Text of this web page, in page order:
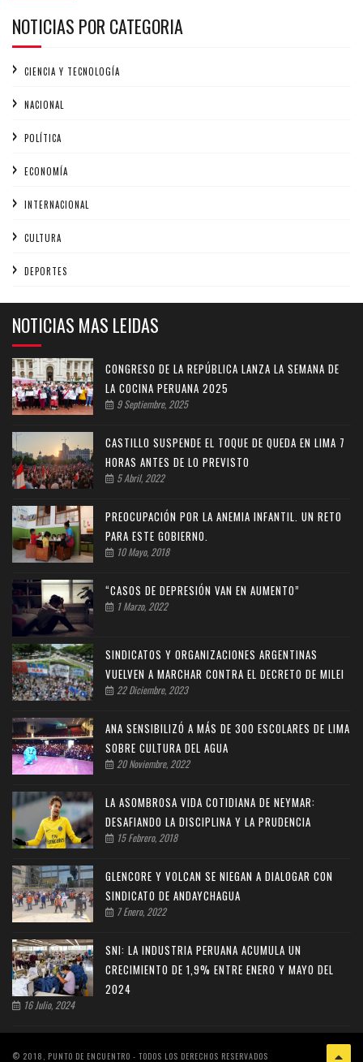
NOTICIAS POR CATEGORIA
CIENCIA Y TECNOLOGÍA
NACIONAL
POLÍTICA
ECONOMÍA
INTERNACIONAL
CULTURA
DEPORTES
NOTICIAS MAS LEIDAS
CONGRESO DE LA REPÚBLICA LANZA LA SEMANA DE
LA COCINA PERUANA 2025
9 Septiembre, 2025
CASTILLO SUSPENDE EL TOQUE DE QUEDA EN LIMA 7
HORAS ANTES DE LO PREVISTO
5 Abril, 2022
PREOCUPACIÓN POR LA ANEMIA INFANTIL. UN RETO
PARA ESTE GOBIERNO.
10 Mayo, 2018
“CASOS DE DEPRESIÓN VAN EN AUMENTO”
1 Marzo, 2022
SINDICATOS Y ORGANIZACIONES ARGENTINAS
VUELVEN A MARCHAR CONTRA EL DECRETO DE MILEI
22 Diciembre, 2023
ANA SENSIBILIZÓ A MÁS DE 300 ESCOLARES DE LIMA
SOBRE CULTURA DEL AGUA
20 Noviembre, 2022
LA ASOMBROSA VIDA COTIDIANA DE NEYMAR:
DESAFIANDO LA DISCIPLINA Y LA PRUDENCIA
15 Febrero, 2018
GLENCORE Y VOLCAN SE NIEGAN A DIALOGAR CON
SINDICATO DE ANDAYCHAGUA
7 Enero, 2022
SNI: LA INDUSTRIA PERUANA ACUMULA UN
CRECIMIENTO DE 1,9% ENTRE ENERO Y MAYO DEL
2024
16 Julio, 2024
© 2018, PUNTO DE ENCUENTRO - TODOS LOS DERECHOS RESERVADOS